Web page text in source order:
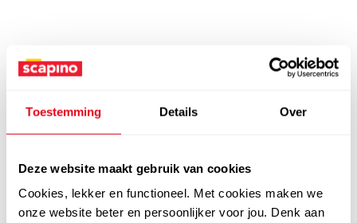
Toestemming Details Over
Deze website maakt gebruik van cookies
Cookies, lekker en functioneel. Met cookies maken we
onze website beter en persoonlijker voor jou. Denk aan